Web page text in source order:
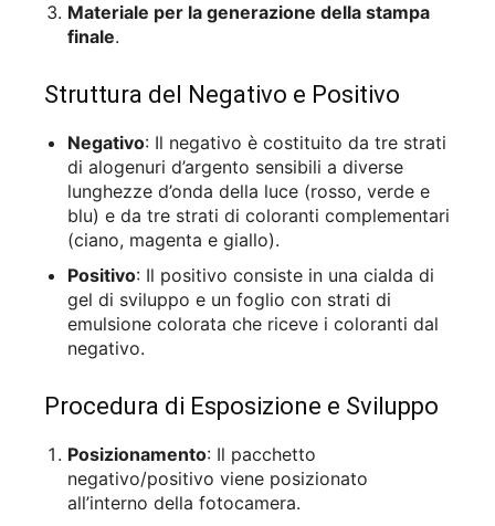
Materiale per la generazione della stampa
finale.
Struttura del Negativo e Positivo
Negativo: Il negativo è costituito da tre strati
di alogenuri d’argento sensibili a diverse
lunghezze d’onda della luce (rosso, verde e
blu) e da tre strati di coloranti complementari
(ciano, magenta e giallo).
Positivo: Il positivo consiste in una cialda di
gel di sviluppo e un foglio con strati di
emulsione colorata che riceve i coloranti dal
negativo.
Procedura di Esposizione e Sviluppo
Posizionamento: Il pacchetto
negativo/positivo viene posizionato
all’interno della fotocamera.